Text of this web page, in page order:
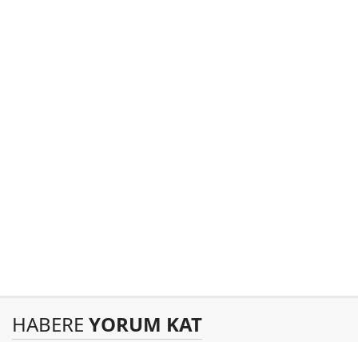
HABERE YORUM KAT